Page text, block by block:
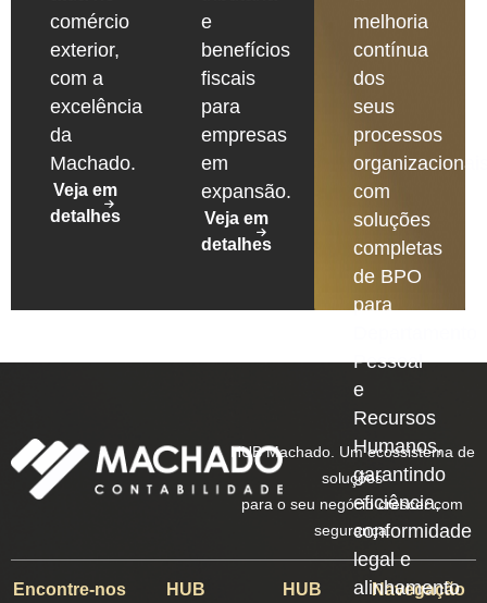
comércio
exterior,
com a
excelência
da
Machado.
Veja em
detalhes
e
benefícios
fiscais
para
empresas
em
expansão.
Veja em
detalhes
melhoria
contínua
dos
seus
processos
com
soluções
completas
de BPO
para
Pessoal
e
Recursos
Humanos,
garantindo
eficiência,
conformidade
legal e
alinhamento
HUB Machado. Um ecossistema de
soluções
para o seu negócio crescer com
segurança.
Encontre-nos
HUB
HUB
Navegação